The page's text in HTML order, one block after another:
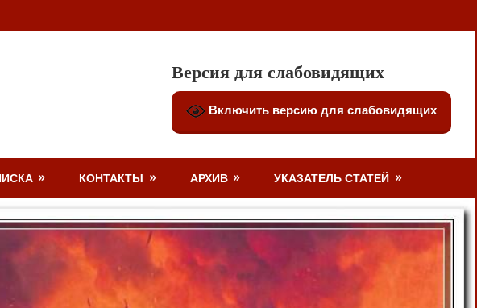
Версия для слабовидящих
Включить версию для слабовидящих
КОНТАКТЫ АРХИВ УКАЗАТЕЛЬ СТАТЕЙ